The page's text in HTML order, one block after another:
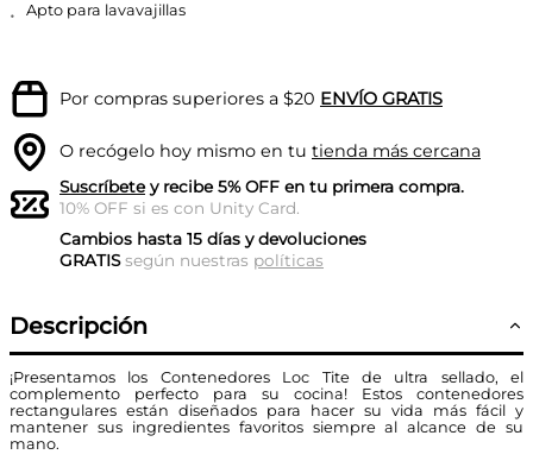
Apto para lavavajillas
Por compras superiores a $20 ENVÍO GRATIS
O recógelo hoy mismo en tu tienda más cercana
Suscríbetey recibe 5% OFF en tu primera compra.
10% OFF si es con Unity Card.
Cambios hasta 15 días y devoluciones
GRATISsegún nuestras políticas
Descripción
¡Presentamos los Contenedores Loc Tite de ultra sellado, el
complemento perfecto para su cocina! Estos contenedores
rectangulares están diseñados para hacer su vida más fácil y
mantener sus ingredientes favoritos siempre al alcance de su
mano.